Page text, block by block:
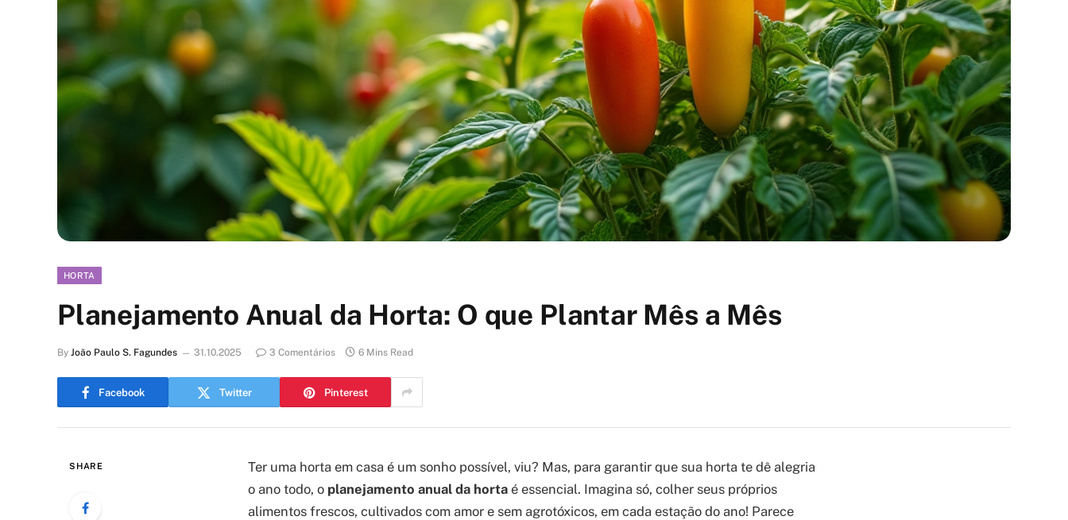
HORTA
Planejamento Anual da Horta: O que Plantar Mês a Mês
By João Paulo S. Fagundes 31.10.2025 3 Comentários 6 Mins Read
Facebook Twitter Pinterest
SHARE
Ter uma horta em casa é um sonho possível, viu? Mas, para garantir que sua horta te dê alegria
o ano todo, o planejamento anual da horta é essencial. Imagina só, colher seus próprios
alimentos frescos, cultivados com amor e sem agrotóxicos, em cada estação do ano! Parece